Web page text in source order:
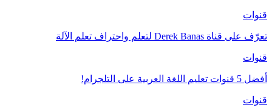
قنوات
تعرّف على قناة Derek Banas لتعلم واحتراف تعلم الآلة
قنوات
أفضل 5 قنوات تعليم اللغة العربية على التلجرام!
قنوات